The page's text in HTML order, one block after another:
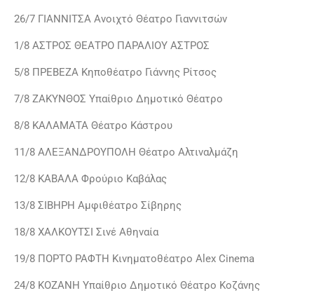
26/7 ΓΙΑΝΝΙΤΣΑ Ανοιχτό Θέατρο Γιαννιτσών
1/8 ΑΣΤΡΟΣ ΘΕΑΤΡΟ ΠΑΡΑΛΙΟΥ ΑΣΤΡΟΣ
5/8 ΠΡΕΒΕΖΑ Κηποθέατρο Γιάννης Ρίτσος
7/8 ΖΑΚΥΝΘΟΣ Υπαίθριο Δημοτικό Θέατρο
8/8 ΚΑΛΑΜΑΤΑ Θέατρο Κάστρου
11/8 ΑΛΕΞΑΝΔΡΟΥΠΟΛΗ Θέατρο Αλτιναλμάζη
12/8 ΚΑΒΑΛΑ Φρούριο Καβάλας
13/8 ΣΙΒΗΡΗ Αμφιθέατρο Σίβηρης
18/8 ΧΑΛΚΟΥΤΣΙ Σινέ Αθηναία
19/8 ΠΟΡΤΟ ΡΑΦΤΗ Κινηματοθέατρο Alex Cinema
24/8 ΚΟΖΑΝΗ Υπαίθριο Δημοτικό Θέατρο Κοζάνης